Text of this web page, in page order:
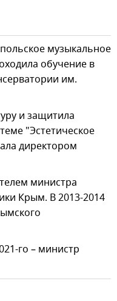
музыкальное
обучение в
им.
и защитила
"Эстетическое
директором
министра
Крым. В 2013-2014
го – министр